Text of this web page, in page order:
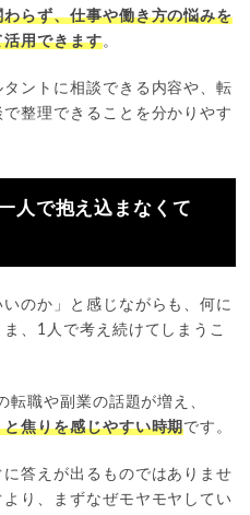
らず、仕事や働き方の悩みを
用できます。
ントに相談できる内容や、転
整理できることを分かりやす
人で抱え込まなくて
のか」と感じながらも、何に
、1人で考え続けてしまうこ
職や副業の話題が増え、
焦りを感じやすい時期です。
答えが出るものではありませ
り、まずなぜモヤモヤしてい